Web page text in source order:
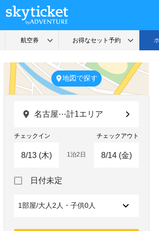
地図で探す
名古屋⋯計1エリア
チェックイン チェックアウト
forward
with
1泊2日
with
日付未定
1部屋/大人2人・子供0人